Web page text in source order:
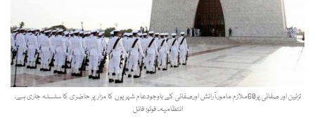
تزئین اور صفائی پر60ملازم مامور،آرائش اورصفائی کے باوجودعام شہریوں کا مزار پر حاضری کا سلسلہ جاری ہے،
انتظامیہ۔ فوٹو: فائل